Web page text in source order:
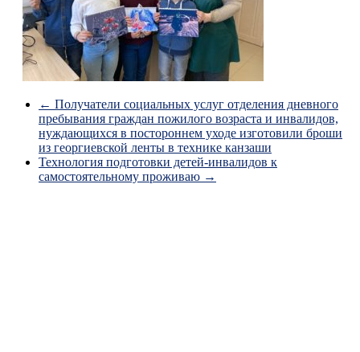
← Получатели социальных услуг отделения дневного
пребывания граждан пожилого возраста и инвалидов,
нуждающихся в постороннем уходе изготовили броши
из георгиевской ленты в технике канзаши
Технология подготовки детей-инвалидов к
самостоятельному проживаю →